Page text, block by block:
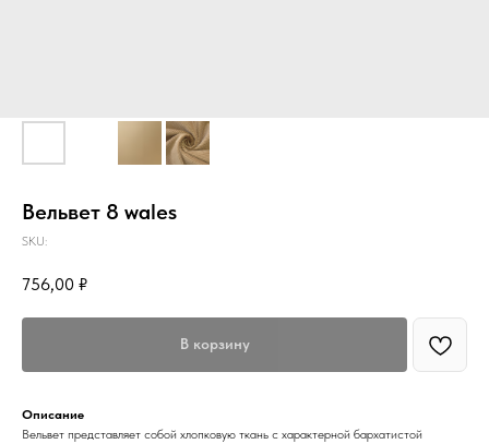
Вельвет 8 wales
SKU:
756,00 ₽
В корзину
Описание
Вельвет представляет собой хлопковую ткань с характерной бархатистой